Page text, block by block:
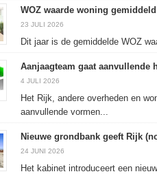
een
venster
een
venster
nieuw
WOZ waarde woning
23 JULI 2026
Dit jaar is de gemiddelde WOZ
Aanjaagteam gaat aanvullende
4 JULI 2026
Het Rijk, andere overheden en
aanvullende vormen...
Nieuwe grondbank geeft Rijk
24 JUNI 2026
Het kabinet introduceert een